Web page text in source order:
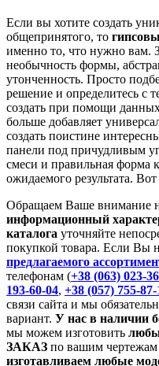
Если вы хотите создать
общепринятого, то
именно то, что нужно вам.
необычность формы,
утонченность. Просто
решение и определитесь с
создать при помощи
больше добавляет
создать поистине
панели под причудливым
смеси и правильная форма
ожидаемого результата.
Обращаем Ваше внимание
информационный
каталога уточняйте
покупкой товара. Если Вы
предлагаемого
телефонам (+38 (063) 023-
193-60-04, +38 (057) 755-87-
связи сайта и мы
вариант. У нас в наличии
мы можем изготовить
ЗАКАЗ по вашим
изготавливаем любые